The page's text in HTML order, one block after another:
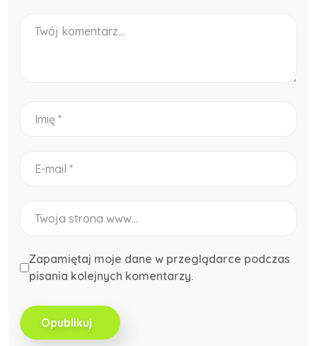
Zapamiętaj moje dane w przeglądarce podczas
pisania kolejnych komentarzy.
Opublikuj